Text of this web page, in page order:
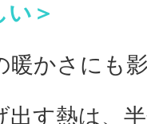
い＞
暖かさにも
出す熱は、